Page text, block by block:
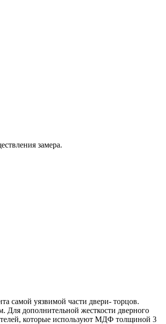
замера.
самой уязвимой части двери- торцов.
Для дополнительной жесткости дверного
которые используют МДФ толщиной 3